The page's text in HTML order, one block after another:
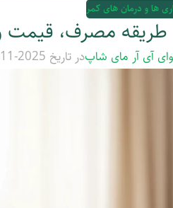
ها و درمان های کمر
مصرف، قیمت و
آی آر مای شاپدر تاریخ 2025-11-05